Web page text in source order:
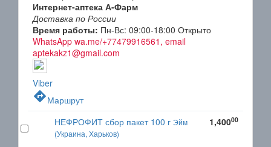
Интернет-аптека А-Фарм
Доставка по России
Время работы: Пн-Вс: 09:00-18:00 Открыто
WhatsApp wa.me/+77479916561, email
aptekakz1@gmail.com
Viber
directionsМаршрут
НЕФРОФИТ сбор пакет 100 г Эйм
(Украина, Харьков)
1,40000